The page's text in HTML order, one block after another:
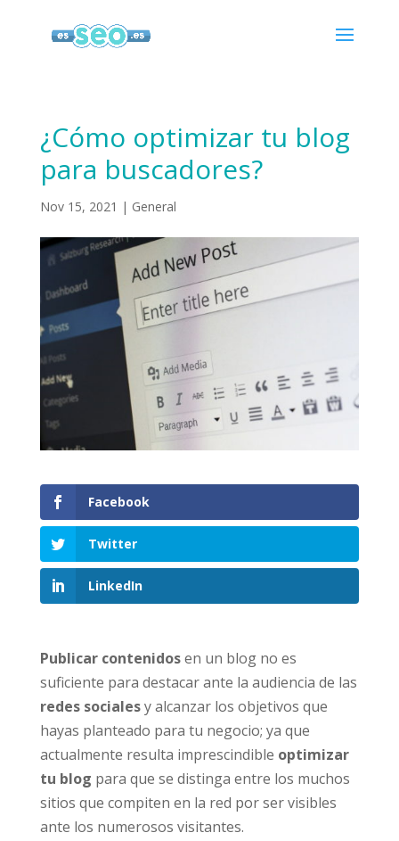
¿Cómo optimizar tu blog
para buscadores?
Nov 15, 2021 | General
Facebook
Twitter
LinkedIn
Publicar contenidosen un blog no es
suficiente para destacar ante la audiencia de las
redes socialesy alcanzar los objetivos que
hayas planteado para tu negocio; ya que
actualmente resulta imprescindible optimizar
tu blog para que se distinga entre los muchos
sitios que compiten en la red por ser visibles
ante los numerosos visitantes.